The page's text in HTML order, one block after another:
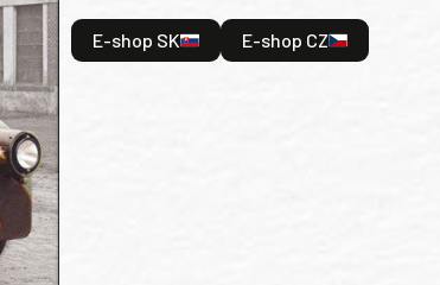
E-shop SK E-shop CZ